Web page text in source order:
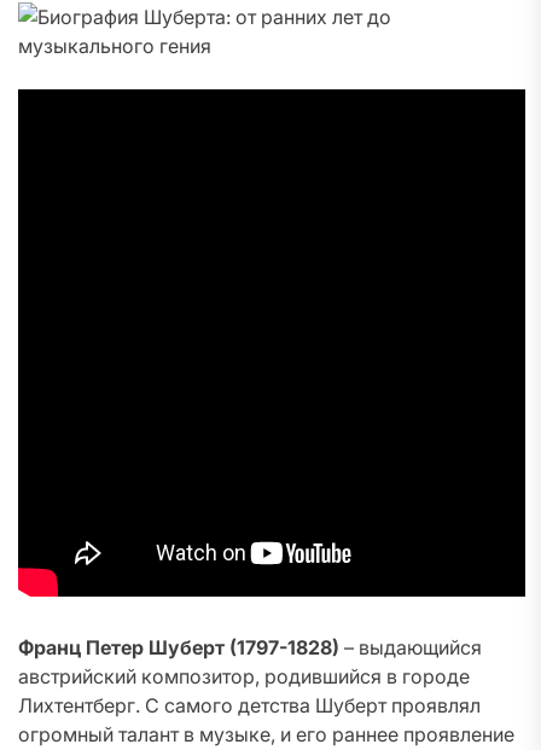
Франц Петер Шуберт (1797-1828) – выдающийся
австрийский композитор, родившийся в городе
Лихтентберг. С самого детства Шуберт проявлял
огромный талант в музыке, и его раннее проявление